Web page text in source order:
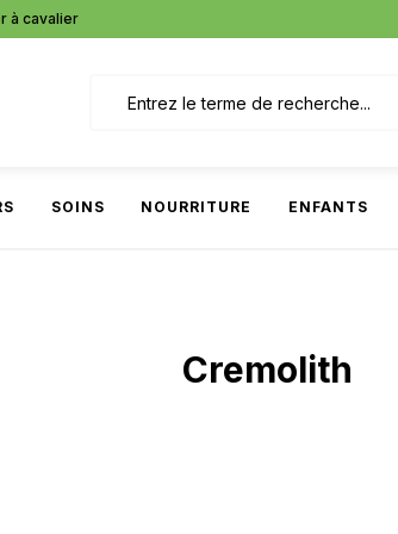
à cavalier
SOINS NOURRITURE ENFANTS
Cremolith